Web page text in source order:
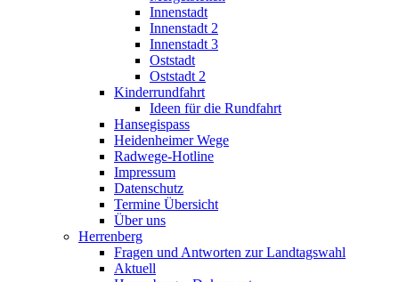
Innenstadt
Innenstadt 2
Innenstadt 3
Oststadt
Oststadt 2
Kinderrundfahrt
Ideen für die Rundfahrt
Hansegispass
Heidenheimer Wege
Radwege-Hotline
Impressum
Datenschutz
Termine Übersicht
Über uns
Herrenberg
Fragen und Antworten zur Landtagswahl
Aktuell